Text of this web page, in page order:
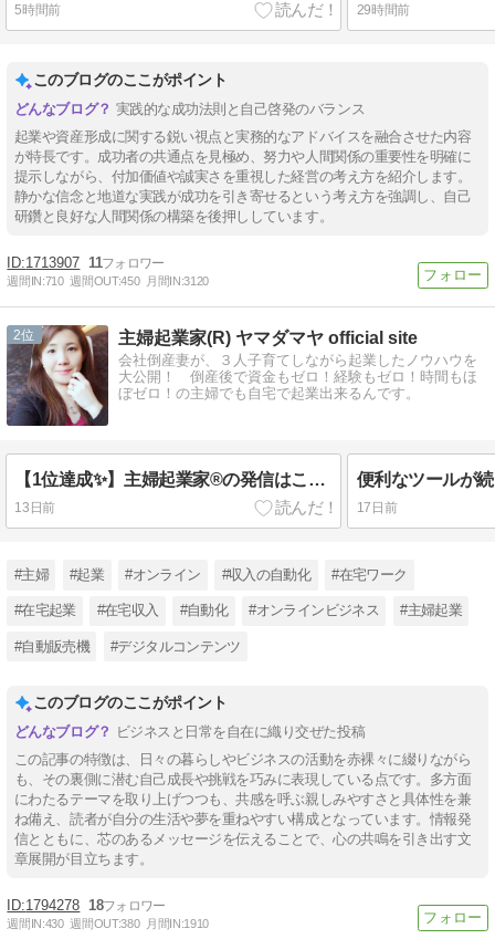
5時間前 29時間前
このブログのここがポイント
実践的な成功法則と自己啓発のバランス
起業や資産形成に関する鋭い視点と実務的なアドバイスを融合させた内容
が特長です。成功者の共通点を見極め、努力や人間関係の重要性を明確に
提示しながら、付加価値や誠実さを重視した経営の考え方を紹介します。
静かな信念と地道な実践が成功を引き寄せるという考え方を強調し、自己
研鑽と良好な人間関係の構築を後押ししています。
1713907 11
週間IN:710 週間OUT:450 月間IN:3120
2 主婦起業家(R) ヤマダマヤ official site
会社倒産妻が、３人子育てしながら起業したノウハウを
大公開！ 倒産後で資金もゼロ！経験もゼロ！時間もほ
ぼゼロ！の主婦でも自宅で起業出来るんです。
【1位達成✨】主婦起業家®の発信はこんな感じ
13日前
便利なツールが
17日前
#主婦 #起業 #オンライン #収入の自動化 #在宅ワーク
#在宅起業 #在宅収入 #自動化 #オンラインビジネス #主婦起業
#自動販売機 #デジタルコンテンツ
このブログのここがポイント
ビジネスと日常を自在に織り交ぜた投稿
この記事の特徴は、日々の暮らしやビジネスの活動を赤裸々に綴りながら
も、その裏側に潜む自己成長や挑戦を巧みに表現している点です。多方面
にわたるテーマを取り上げつつも、共感を呼ぶ親しみやすさと具体性を兼
ね備え、読者が自分の生活や夢を重ねやすい構成となっています。情報発
信とともに、芯のあるメッセージを伝えることで、心の共鳴を引き出す文
章展開が目立ちます。
1794278 18
週間IN:430 週間OUT:380 月間IN:1910